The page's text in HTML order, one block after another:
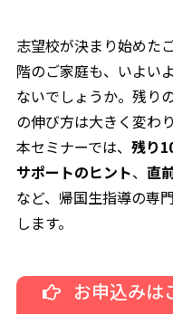
志望校が決まり始めた
階のご家庭も、いよい
ないでしょうか。残り
の伸び方は大きく変わり
本セミナーでは、 残り
サポートのヒント、 直
など、帰国生指導の専
します。
お申込みは